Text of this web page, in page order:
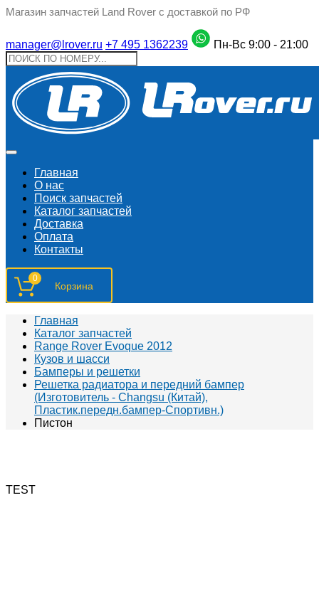
Магазин запчастей Land Rover с доставкой по РФ
manager@lrover.ru +7 495 1362239 Пн-Вс 9:00 - 21:00
Главная
О нас
Поиск запчастeй
Каталог запчастей
Доставка
Оплата
Контакты
0
Главная
Каталог запчастей
Range Rover Evoque 2012
Кузов и шасси
Бамперы и решетки
Решетка радиатора и передний бампер
(Изготовитель - Changsu (Китай),
Пластик.передн.бампер-Спортивн.)
Пистон
TEST